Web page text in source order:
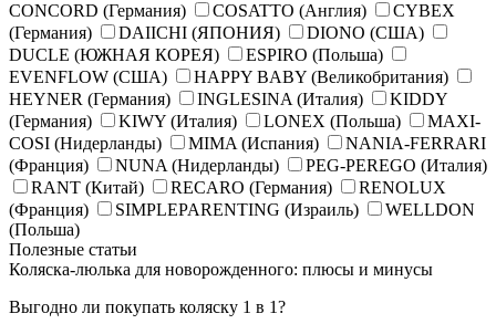
CONCORD (Германия)
COSATTO (Англия)
CYBEX
(Германия)
DAIICHI (ЯПОНИЯ)
DIONO (США)
DUCLE (ЮЖНАЯ КОРЕЯ)
ESPIRO (Польша)
EVENFLOW (США)
HAPPY BABY (Великобритания)
HEYNER (Германия)
INGLESINA (Италия)
KIDDY
(Германия)
KIWY (Италия) LONEX (Польша)
MAXI-
COSI (Нидерланды)
MIMA (Испания)
NANIA-FERRARI
(Франция)
NUNA (Нидерланды)
PEG-PEREGO (Италия)
RANT (Китай)
RECARO (Германия)
RENOLUX
(Франция)
SIMPLEPARENTING (Израиль)
WELLDON
(Польша)
Полезные статьи
Коляска-люлька для новорожденного: плюсы и минусы
Выгодно ли покупать коляску 1 в 1?